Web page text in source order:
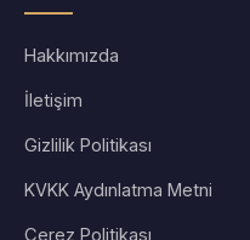
Hakkımızda
İletişim
Gizlilik Politikası
KVKK Aydınlatma Metni
Çerez Politikası